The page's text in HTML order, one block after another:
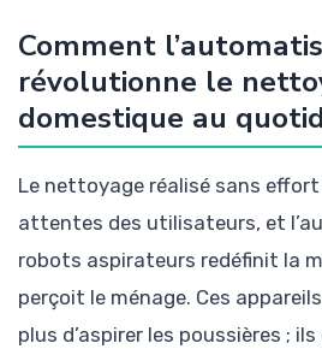
Comment
révolutionne le
domestique au
Le nettoyage réalisé sans
attentes des utilisateurs, et
robots aspirateurs redéfinit la
perçoit le ménage. Ces
plus d’aspirer les poussières ;